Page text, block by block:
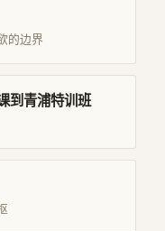
的边界
到青浦特训班